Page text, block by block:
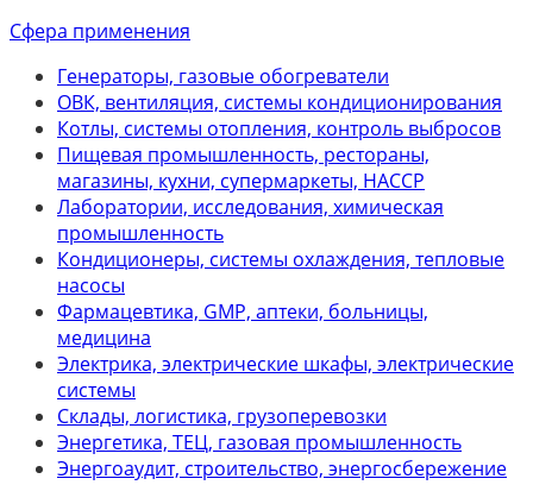
Сфера применения
Генераторы, газовые обогреватели
ОВК, вентиляция, системы кондиционирования
Котлы, системы отопления, контроль выбросов
Пищевая промышленность, рестораны,
магазины, кухни, супермаркеты, НАССР
Лаборатории, исследования, химическая
промышленность
Кондиционеры, системы охлаждения, тепловые
насосы
Фармацевтика, GMP, аптеки, больницы,
медицина
Электрика, электрические шкафы, электрические
системы
Склады, логистика, грузоперевозки
Энергетика, ТЕЦ, газовая промышленность
Энергоаудит, строительство, энергосбережение